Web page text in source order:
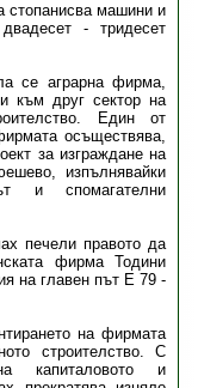
стопанисва машини и
- тридесет
се аграрна фирма,
към друг сектор на
Един от
осъществява,
за изграждане на
изпълнявайки
и спомагателни
печели правото да
фирма Тодини
на главен път Е 79 -
на фирмата
строителство. С
капиталовото и